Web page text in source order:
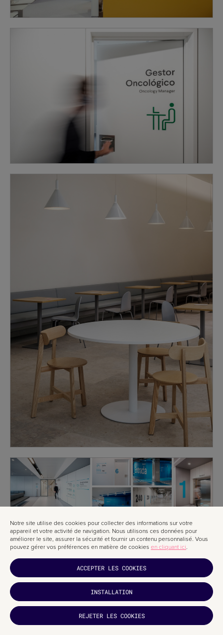
Notre site utilise des cookies pour collecter des informations sur votre
appareil et votre activité de navigation. Nous utilisons ces données pour
améliorer le site, assurer la sécurité et fournir un contenu personnalisé. Vous
pouvez gérer vos préférences en matière de cookies en cliquant ici.
ACCEPTER LES COOKIES
INSTALLATION
REJETER LES COOKIES